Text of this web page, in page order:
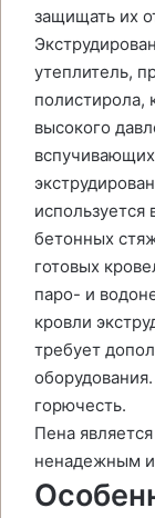
защищать их
утеплитель,
полистирола,
высокого
используется
бетонных
готовых
паро- и
кровли
требует
горючесть.
Пена
ненадежным